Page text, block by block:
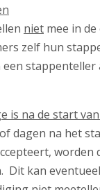
niet mee in
zelf hun
stappenteller
is na de start
dagen na het
worden
Dit kan